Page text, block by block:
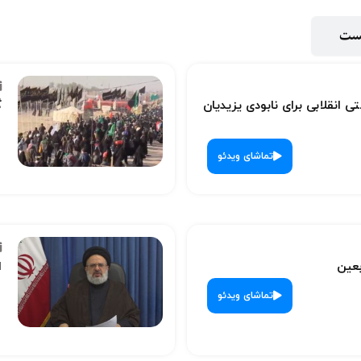
انقلابی برای نابودی یزیدیان
تماشای ویدئو
تماشای ویدئو